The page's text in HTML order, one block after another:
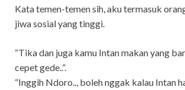
Kata temen-temen sih, aku termasuk
jiwa sosial yang tinggi.
“Tika dan juga kamu Intan makan yang
cepet gede..”.
“Inggih Ndoro.., boleh nggak kalau Intan